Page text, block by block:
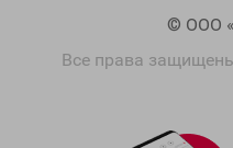
© ООО
Все права